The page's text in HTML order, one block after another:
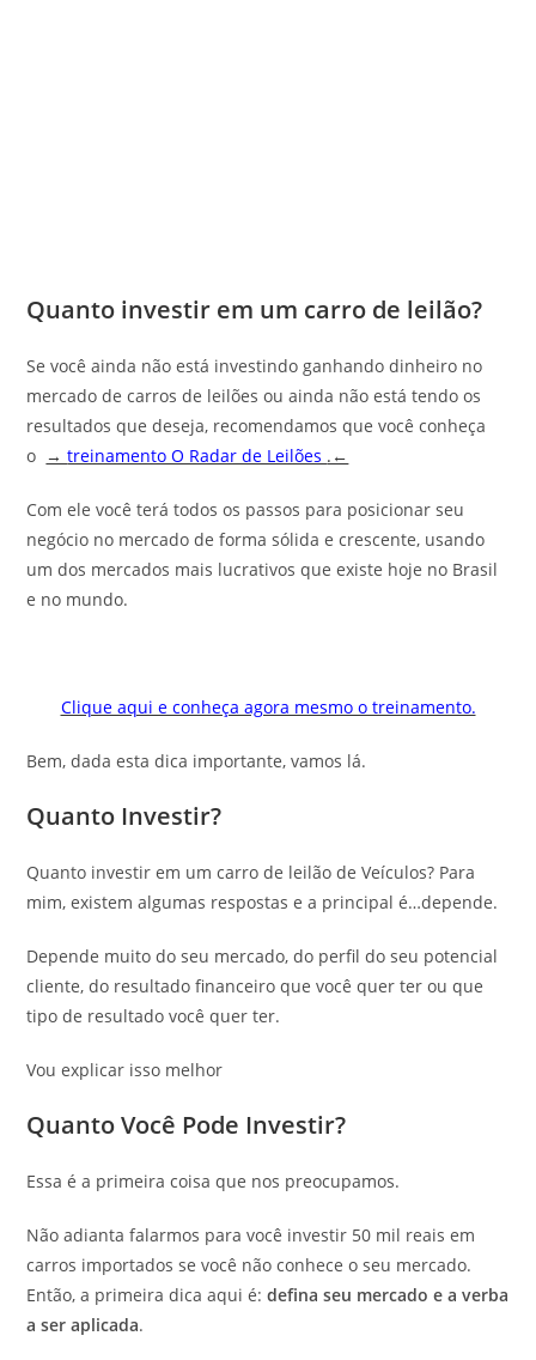
Quanto investir em um carro de leilão?
Se você ainda não está investindo ganhando dinheiro no
mercado de carros de leilões ou ainda não está tendo os
resultados que deseja, recomendamos que você conheça
o →treinamento O Radar de Leilões .←
Com ele você terá todos os passos para posicionar seu
negócio no mercado de forma sólida e crescente, usando
um dos mercados mais lucrativos que existe hoje no Brasil
e no mundo.
Clique aqui e conheça agora mesmo o treinamento.
Bem, dada esta dica importante, vamos lá.
Quanto Investir?
Quanto investir em um carro de leilão de Veículos? Para
mim, existem algumas respostas e a principal é…depende.
Depende muito do seu mercado, do perfil do seu potencial
cliente, do resultado financeiro que você quer ter ou que
tipo de resultado você quer ter.
Vou explicar isso melhor
Quanto Você Pode Investir?
Essa é a primeira coisa que nos preocupamos.
Não adianta falarmos para você investir 50 mil reais em
carros importados se você não conhece o seu mercado.
Então, a primeira dica aqui é:defina seu mercado e a verba
a ser aplicada.